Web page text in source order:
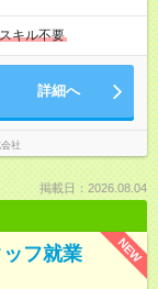
キル不要
詳細へ
社
掲載日：2026.08.04
NEW
フ就業